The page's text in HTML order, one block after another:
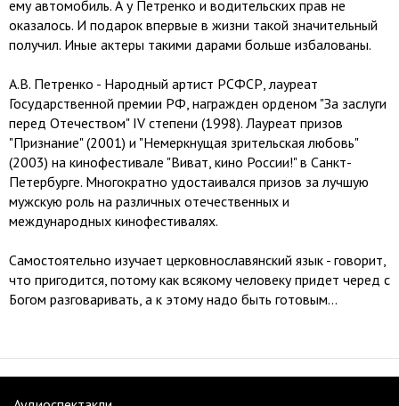
ему автомобиль. А у Петренко и водительских прав не
оказалось. И подарок впервые в жизни такой значительный
получил. Иные актеры такими дарами больше избалованы.
А.В. Петренко - Народный артист РСФСР, лауреат
Государственной премии РФ, награжден орденом "За заслуги
перед Отечеством" IV степени (1998). Лауреат призов
"Признание" (2001) и "Немеркнущая зрительская любовь"
(2003) на кинофестивале "Виват, кино России!" в Санкт-
Петербурге. Многократно удостаивался призов за лучшую
мужскую роль на различных отечественных и
международных кинофестивалях.
Самостоятельно изучает церковнославянский язык - говорит,
что пригодится, потому как всякому человеку придет черед с
Богом разговаривать, а к этому надо быть готовым...